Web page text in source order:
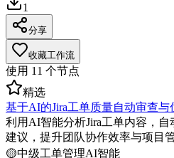
1
分享
收藏工作流
使用 11 个节点
精选
基于AI的Jira工单质量自动审查与
利用AI智能分析Jira工单内容，
建议，提升团队协作效率与项目
🟡中级工单管理AI智能